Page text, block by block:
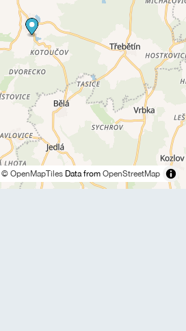
© OpenMapTiles Data from OpenStreetMap